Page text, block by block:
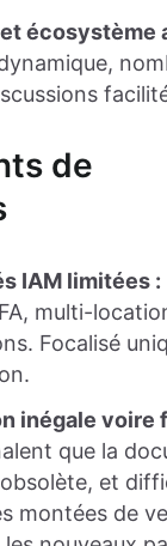
écosystème
de
IAM limitées :
multi-
Focalisé
inégale voire
que la
et
montées de